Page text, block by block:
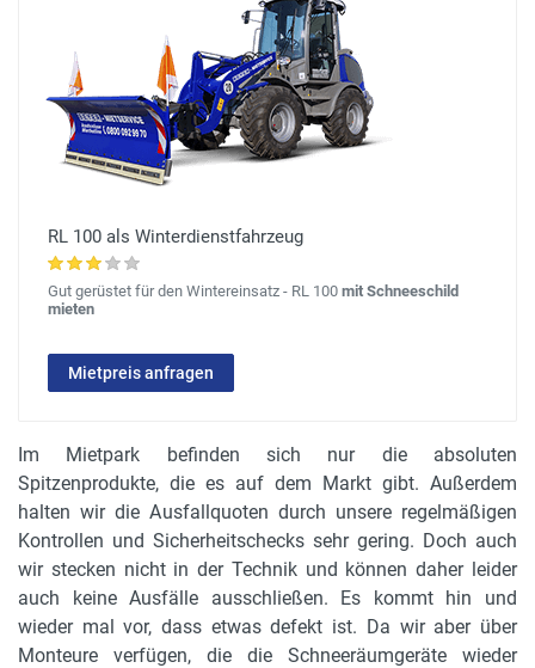
RL 100 als Winterdienstfahrzeug
Gut gerüstet für den Wintereinsatz - RL 100 mit Schneeschild
mieten
Mietpreis anfragen
Im Mietpark befinden sich nur die absoluten
Spitzenprodukte, die es auf dem Markt gibt. Außerdem
halten wir die Ausfallquoten durch unsere regelmäßigen
Kontrollen und Sicherheitschecks sehr gering. Doch auch
wir stecken nicht in der Technik und können daher leider
auch keine Ausfälle ausschließen. Es kommt hin und
wieder mal vor, dass etwas defekt ist. Da wir aber über
Monteure verfügen, die die Schneeräumgeräte wieder